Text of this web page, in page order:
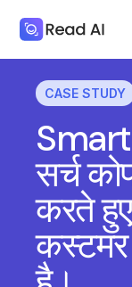
CASE STUDY
सर्च
करते